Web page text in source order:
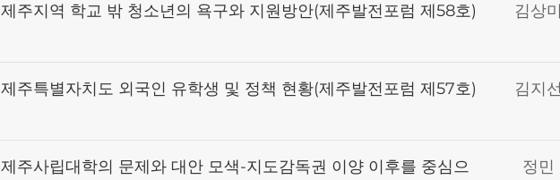
제주지역 학교 밖 청소년의 욕구와 지원방안(제주발전포럼 제58호) 김상
제주특별자치도 외국인 유학생 및 정책 현황(제주발전포럼 제57호) 김지
제주사립대학의 문제와 대안 모색-지도감독권 이양 이후를 중심으
정민